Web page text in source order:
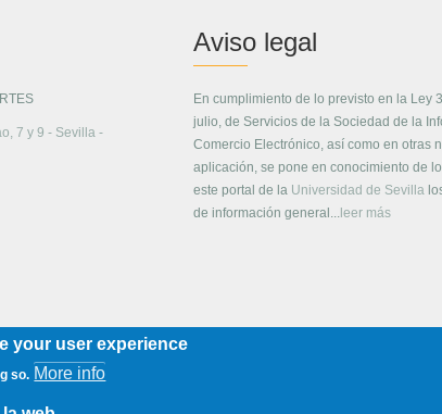
7 y 9 - Sevilla -
Aviso legal
En cumplimiento de lo previsto en la Ley
julio, de Servicios de la Sociedad de la
Comercio Electrónico, así como en otras
aplicación, se pone en conocimiento de
este portal de la Universidad de Sevilla
de información general... leer más
your user experience
so. More info